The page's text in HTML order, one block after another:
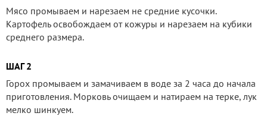
Мясо промываем и нарезаем не средние кусочки.
Картофель освобождаем от кожуры и нарезаем на кубики
среднего размера.
ШАГ 2
Горох промываем и замачиваем в воде за 2 часа до начала
приготовления. Морковь очищаем и натираем на терке, лук
мелко шинкуем.